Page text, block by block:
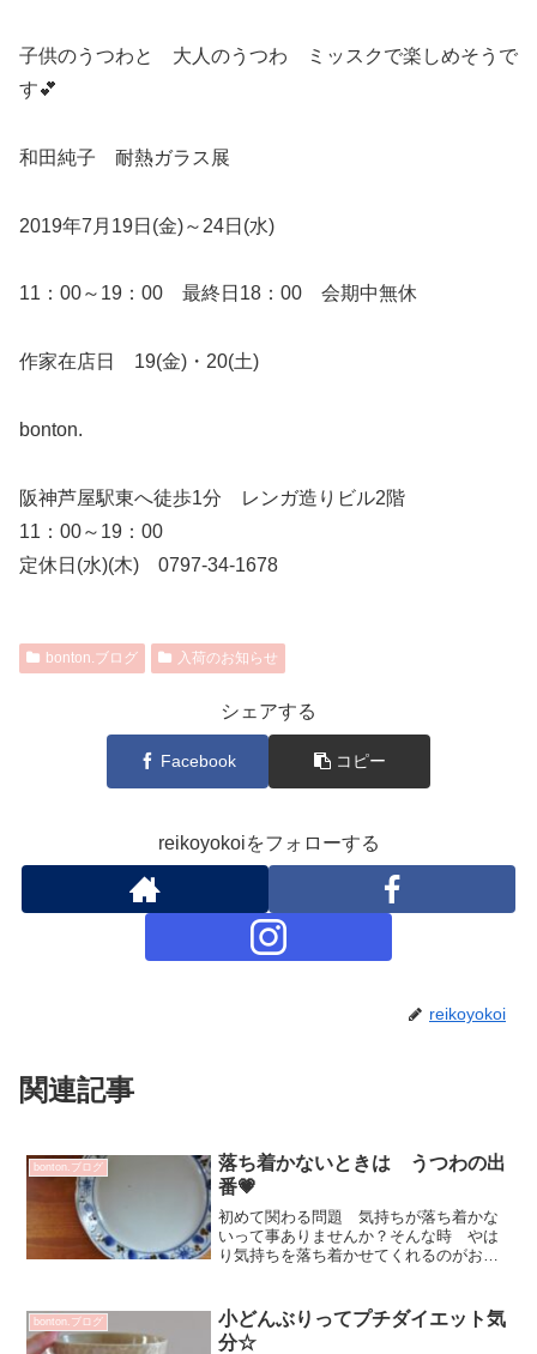
子供のうつわと 大人のうつわ ミッスクで楽しめそうで
す💕
和田純子 耐熱ガラス展
2019年7月19日(金)～24日(水)
11：00～19：00 最終日18：00 会期中無休
作家在店日 19(金)・20(土)
bonton.
阪神芦屋駅東へ徒歩1分 レンガ造りビル2階
11：00～19：00
定休日(水)(木) 0797-34-1678
bonton.ブログ 入荷のお知らせ
シェアする
Facebook コピー
reikoyokoiをフォローする
reikoyokoi
関連記事
bonton.ブログ
落ち着かないときは うつわの出
番💗
初めて関わる問題 気持ちが落ち着かな
いって事ありませんか？そんな時 やは
り気持ちを落ち着かせてくれるのがお料
口利枝さんのお皿は おおらかで色々な
お料理を受け止めてくれ...
bonton.ブログ
小どんぶりってプチダイエット気
分☆